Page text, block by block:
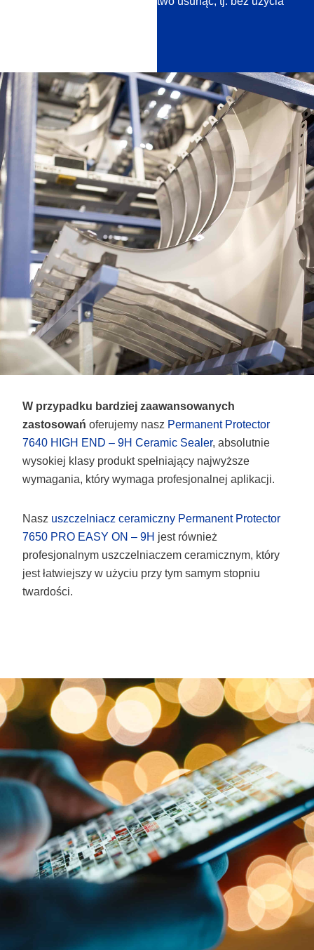
W przypadku bardziej zaawansowanych
zastosowań oferujemy nasz Permanent Protector
7640 HIGH END – 9H Ceramic Sealer, absolutnie
wysokiej klasy produkt spełniający najwyższe
wymagania, który wymaga profesjonalnej aplikacji.
Nasz uszczelniacz ceramiczny Permanent Protector
7650 PRO EASY ON – 9H jest również
profesjonalnym uszczelniaczem ceramicznym, który
jest łatwiejszy w użyciu przy tym samym stopniu
twardości.